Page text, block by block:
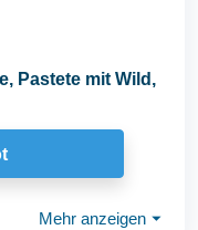
Pastete mit Wild,
Mehr anzeigen ⏷